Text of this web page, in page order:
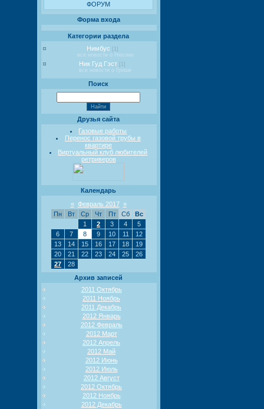
ФОРУМ
Форма входа
Категории раздела
Нимбус
[1]
все новости о Нюсике
Ник Гуд Гэст
[1]
все новости о Грише
Поиск
Друзья сайта
Газовые работы
Перенос газовой трубы в
квартире
Виртуальный клуб любителей
ретриверов
Календарь
« Февраль 2017 »
Пн
Вт Ср Чт Пт Сб
Вс
1
2 3 4
5
6
7 8 9 10 11
12
13
14 15 16 17 18
19
20
21 22 23 24 25
26
27
28
Архив записей
2011 Октябрь
2011 Ноябрь
2011 Декабрь
2012 Январь
2012 Февраль
2012 Март
2012 Апрель
2012 Май
2012 Июнь
2012 Июль
2012 Август
2012 Октябрь
2012 Ноябрь
2012 Декабрь